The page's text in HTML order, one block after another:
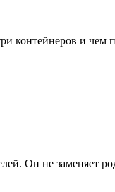
контейнеров и чем
Он не заменяет